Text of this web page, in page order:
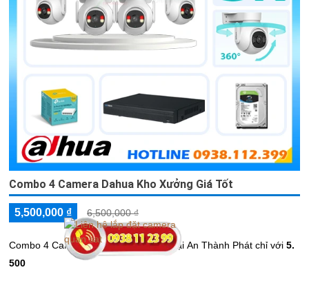
Combo 4 Camera Dahua Kho Xưởng Giá Tốt
5,500,000 ₫ 6,500,000 ₫
Combo 4 Camera Dahua Kho Xưởng tại An Thành Phát chỉ với 5.
500